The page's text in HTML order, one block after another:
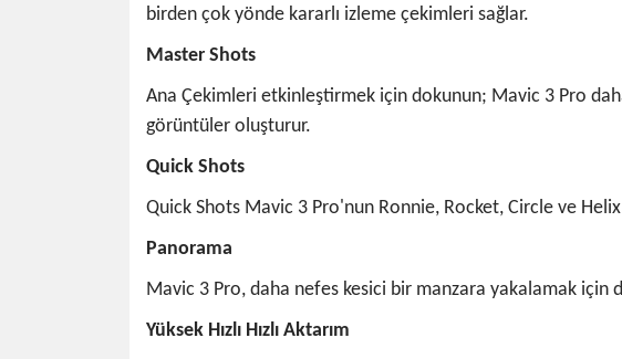
birden çok yönde kararlı izleme çekimleri sağlar.
Master Shots
Ana Çekimleri etkinleştirmek için dokunun; Mavic 3 Pro
görüntüler oluşturur.
Quick Shots
Quick Shots Mavic 3 Pro'nun Ronnie, Rocket, Circle ve
Panorama
Mavic 3 Pro, daha nefes kesici bir manzara yakalamak için
Yüksek Hızlı Hızlı Aktarım